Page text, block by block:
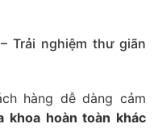
Trải nghiệm thư giãn
hàng dễ dàng cảm
khoa hoàn toàn khác